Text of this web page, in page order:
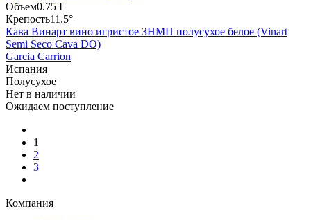
Объем0.75 L
Крепость11.5°
Кава Винарт вино игристое ЗНМП полусухое белое (Vinart
Semi Seco Cava DO)
Garcia Carrion
Испания
Полусухое
Нет в наличии
Ожидаем поступление
1
2
3
Компания